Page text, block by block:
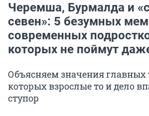
Черемша, Бурмалда и
севен»: 5 безумных
современных
которых не поймут
Объясняем значения главных
которых взрослые то и дело
ступор